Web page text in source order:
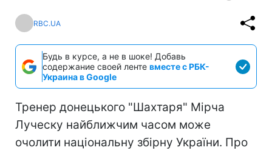
RBC.UA
Будь в курсе, а не в шоке! Добавь
содержание своей ленте вместе с РБК-
Украина в Google
Тренер донецького "Шахтаря" Мірча
Луческу найближчим часом може
очолити національну збірну України. Про